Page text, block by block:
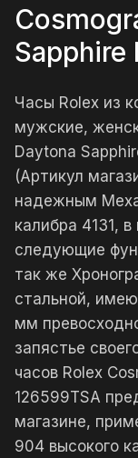
Sapphire
Часы Rolex из
мужские,
Daytona
(Артикул
надежным
калибра 4131,
следующие
так же
стальной,
мм
запястье
часов Rolex
126599TSA
магазине,
904 высокого